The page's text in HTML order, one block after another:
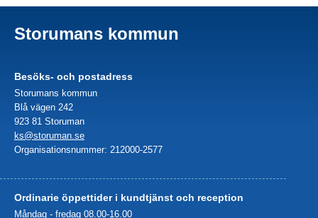
Storumans kommun
Besöks- och postadress
Storumans kommun
Blå vägen 242
923 81 Storuman
ks@storuman.se
Organisationsnummer: 212000-2577
Ordinarie öppettider i kundtjänst och reception
Måndag - fredag 08.00-16.00